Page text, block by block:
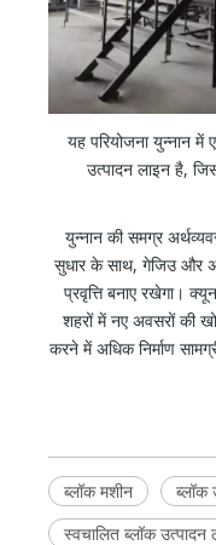
यह परियोजना युन्नान
उत्पादन लाइन है,
युन्नान की समग्र
सुधार के साथ, गेजिउ और
प्रवृत्ति बनाए रखेगा।
शहरों में नए अवसरों की
करने में अधिक निर्माण
ब्लॉक मशीन
ब्लॉक
स्वचालित ब्लॉक उत्पादन